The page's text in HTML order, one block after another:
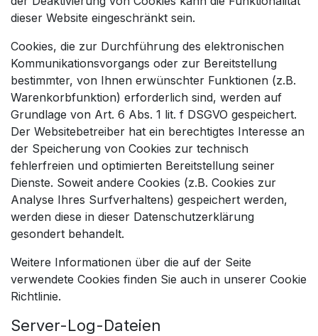
dieser Website eingeschränkt sein.
Cookies, die zur Durchführung des elektronischen
Kommunikationsvorgangs oder zur Bereitstellung
bestimmter, von Ihnen erwünschter Funktionen (z.B.
Warenkorbfunktion) erforderlich sind, werden auf
Grundlage von Art. 6 Abs. 1 lit. f DSGVO gespeichert.
Der Websitebetreiber hat ein berechtigtes Interesse an
der Speicherung von Cookies zur technisch
fehlerfreien und optimierten Bereitstellung seiner
Dienste. Soweit andere Cookies (z.B. Cookies zur
Analyse Ihres Surfverhaltens) gespeichert werden,
werden diese in dieser Datenschutzerklärung
gesondert behandelt.
Weitere Informationen über die auf der Seite
verwendete Cookies finden Sie auch in unserer Cookie
Richtlinie.
Server-Log-Dateien